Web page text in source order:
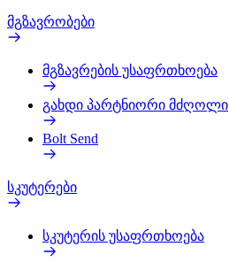
მგზავრობები
მგზავრების უსაფრთხოება
გახდი პარტნიორი მძღოლი
Bolt Send
სკუტერები
სკუტერის უსაფრთხოება